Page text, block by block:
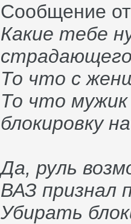
Сообщение
Какие тебе
То что с
То что мужик
блокировку
Да, руль
ВАЗ признал
Убирать